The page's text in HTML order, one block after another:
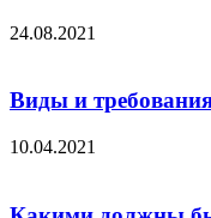
24.08.2021
Виды и
10.04.2021